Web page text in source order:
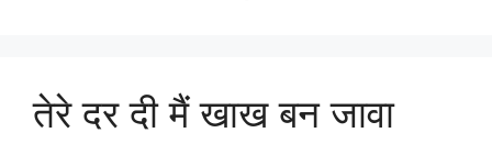
तेरे दर दी मैं खाख बन जावा